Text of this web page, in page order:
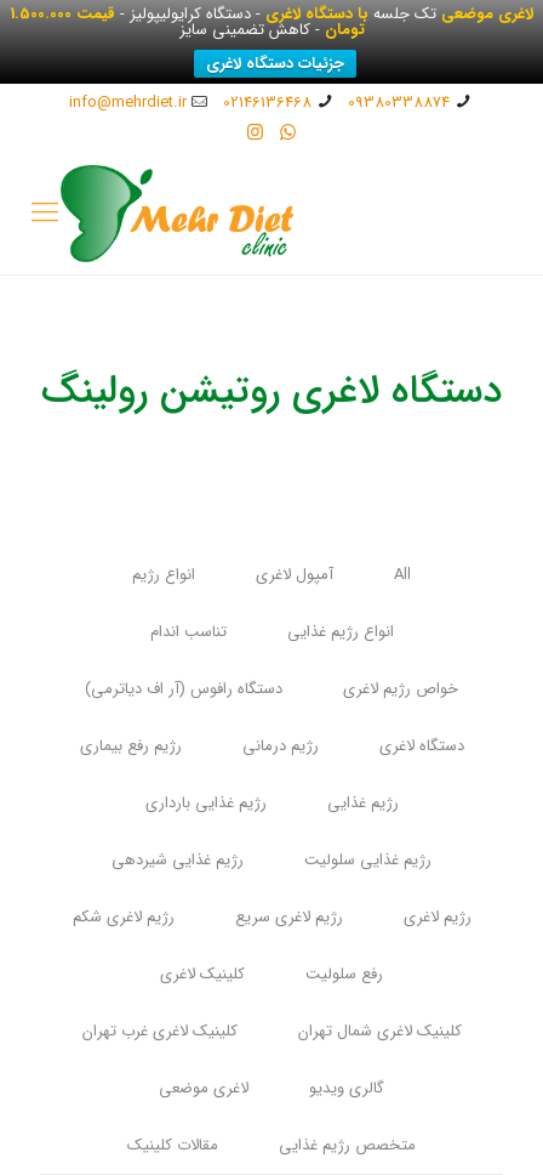
لاغری موضعیتک جلسهبا دستگاه لاغری- دستگاه کرایولیپولیز - قیمت 1.500.000
تومان- کاهش تضمینی سایز
جزئیات دستگاه لاغری
09380338874
02146136468
info@mehrdiet.ir
دستگاه لاغری روتیشن رولینگ
All آمپول لاغری انواع رژیم
انواع رژیم غذایی تناسب اندام
خواص رژیم لاغری دستگاه رافوس (آر اف دیاترمی)
دستگاه لاغری رژیم درمانی رژیم رفع بیماری
رژیم غذایی رژیم غذایی بارداری
رژیم غذایی سلولیت رژیم غذایی شیردهی
رژیم لاغری رژیم لاغری سریع رژیم لاغری شکم
رفع سلولیت کلینیک لاغری
کلینیک لاغری شمال تهران کلینیک لاغری غرب تهران
گالری ویدیو لاغری موضعی
متخصص رژیم غذایی مقالات کلینیک